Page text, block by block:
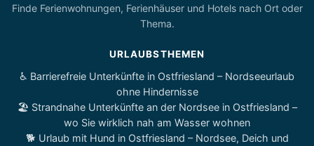
Finde Ferienwohnungen, Ferienhäuser und Hotels nach Ort oder
Thema.
URLAUBSTHEMEN
♿ Barrierefreie Unterkünfte in Ostfriesland – Nordseeurlaub
ohne Hindernisse
🏖️ Strandnahe Unterkünfte an der Nordsee in Ostfriesland –
wo Sie wirklich nah am Wasser wohnen
🐕 Urlaub mit Hund in Ostfriesland – Nordsee, Deich und